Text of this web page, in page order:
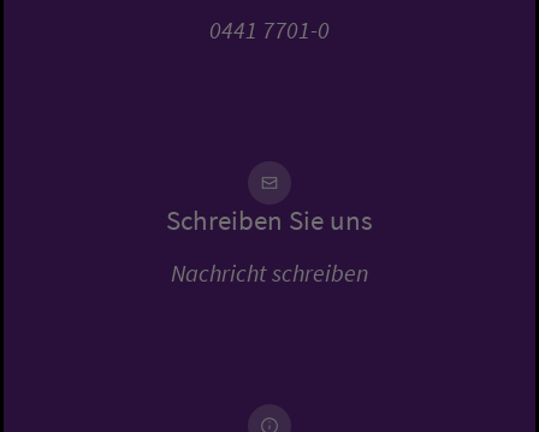
0441 7701-0
Schreiben Sie uns
Nachricht schreiben